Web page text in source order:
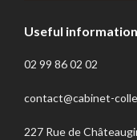
Useful information
02 99 86 02 02
contact@cabinet-
227 Rue de